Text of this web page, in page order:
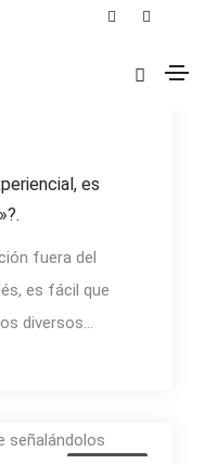
es
fuera del
es fácil que
diversos...